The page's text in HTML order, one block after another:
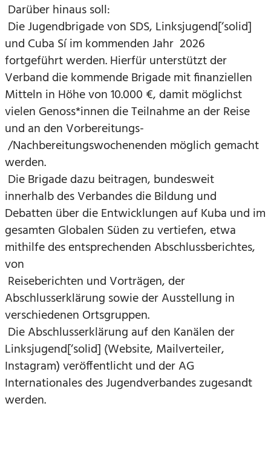
Darüber hinaus soll:
Die Jugendbrigade von SDS, Linksjugend[‘solid]
und Cuba Sí im kommenden Jahr 2026
fortgeführt werden. Hierfür unterstützt der
Verband die kommende Brigade mit finanziellen
Mitteln in Höhe von 10.000 €, damit möglichst
vielen Genoss*innen die Teilnahme an der Reise
und an den Vorbereitungs-
/Nachbereitungswochenenden möglich gemacht
werden.
Die Brigade dazu beitragen, bundesweit
innerhalb des Verbandes die Bildung und
Debatten über die Entwicklungen auf Kuba und im
gesamten Globalen Süden zu vertiefen, etwa
mithilfe des entsprechenden Abschlussberichtes,
von
Reiseberichten und Vorträgen, der
Abschlusserklärung sowie der Ausstellung in
verschiedenen Ortsgruppen.
Die Abschlusserklärung auf den Kanälen der
Linksjugend[‘solid] (Website, Mailverteiler,
Instagram) veröffentlicht und der AG
Internationales des Jugendverbandes zugesandt
werden.